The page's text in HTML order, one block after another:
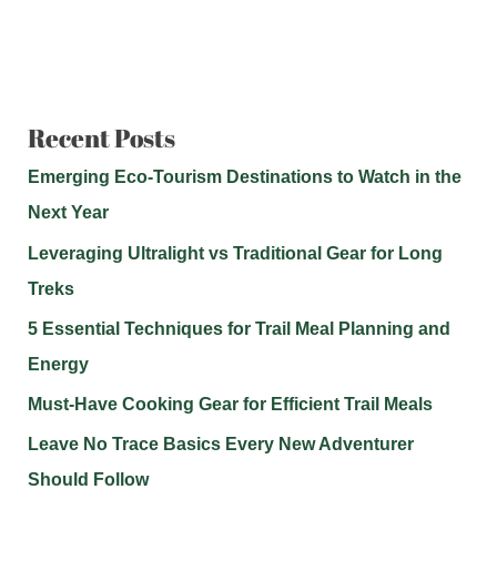
Recent Posts
Emerging Eco-Tourism Destinations to Watch in the
Next Year
Leveraging Ultralight vs Traditional Gear for Long
Treks
5 Essential Techniques for Trail Meal Planning and
Energy
Must-Have Cooking Gear for Efficient Trail Meals
Leave No Trace Basics Every New Adventurer
Should Follow